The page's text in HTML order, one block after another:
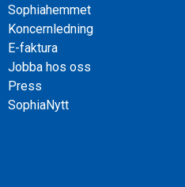
Sophiahemmet
Koncernledning
E-faktura
Jobba hos oss
Press
SophiaNytt